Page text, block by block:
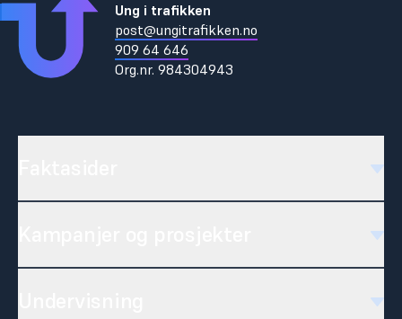
Ung i trafikken
post@ungitrafikken.no
909 64 646
Org.nr.984304943